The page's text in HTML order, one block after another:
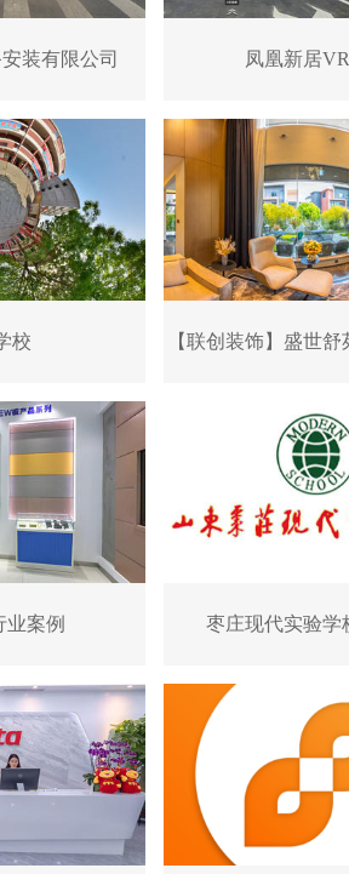
装有限公司 凤凰新居
校 【联创装饰】盛世
业案例 枣庄现代实验学